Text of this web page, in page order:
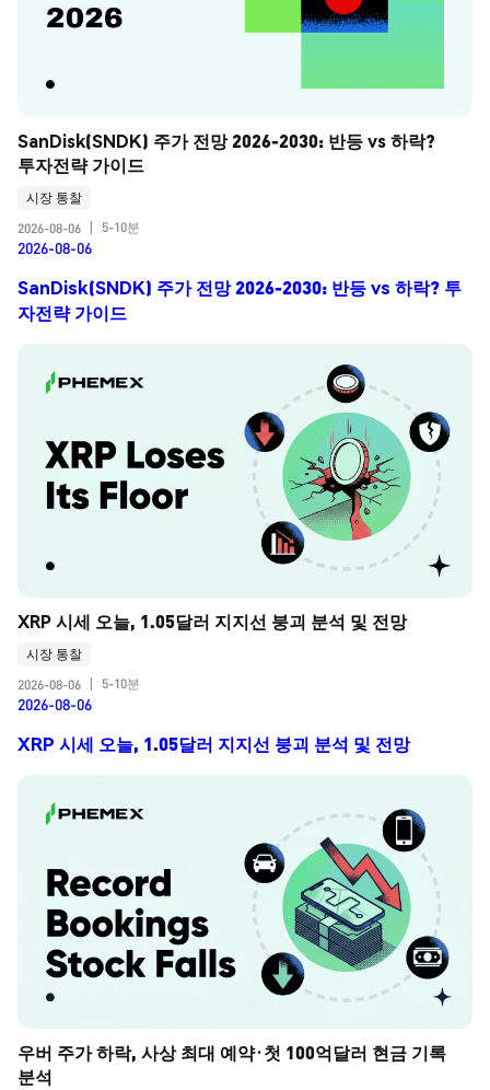
SanDisk(SNDK) 주가 전망 2026-2030: 반등 vs 하락?
투자전략 가이드
시장 통찰
2026-08-06
5-10분
2026-08-06
SanDisk(SNDK) 주가 전망 2026-2030: 반등 vs 하락? 투
자전략 가이드
XRP 시세 오늘, 1.05달러 지지선 붕괴 분석 및 전망
시장 통찰
2026-08-06
5-10분
2026-08-06
XRP 시세 오늘, 1.05달러 지지선 붕괴 분석 및 전망
우버 주가 하락, 사상 최대 예약·첫 100억달러 현금 기록
분석